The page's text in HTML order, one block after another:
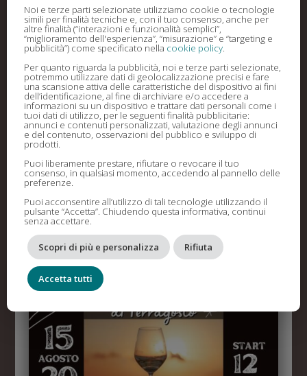
La Merenda Sinoira e la pizza a l’Arangiuma
Ago 31, 2023
Vi Ricordiamo l'appuntamento per Domani Venerdì 15
Settembre con la nostra consueta Merenda Sinoira e
Vi aspettiamo dalle 19.30
Noi e terze parti selezionate utilizziamo cookie o tecnologie
simili per finalità tecniche e, con il tuo consenso, anche per
altre finalità (“interazioni e funzionalità semplici”,
“miglioramento dell'esperienza”, “misurazione” e “targeting e
pubblicità”) come specificato nella cookie policy.
Per quanto riguarda la pubblicità, noi e terze parti selezionate,
potremmo utilizzare dati di geolocalizzazione precisi e fare
una scansione attiva delle caratteristiche del dispositivo ai fini
dell’identificazione, al fine di archiviare e/o accedere a
informazioni su un dispositivo e trattare dati personali come i
tuoi dati di utilizzo, per le seguenti finalità pubblicitarie:
annunci e contenuti personalizzati, valutazione degli annunci
e del contenuto, osservazioni del pubblico e sviluppo di
prodotti.
Puoi liberamente prestare, rifiutare o revocare il tuo
consenso, in qualsiasi momento, accedendo al pannello delle
preferenze.
Puoi acconsentire all’utilizzo di tali tecnologie utilizzando il
pulsante “Accetta”. Chiudendo questa informativa, continui
senza accettare.
Scopri di più e personalizza Rifiuta
Accetta tutti